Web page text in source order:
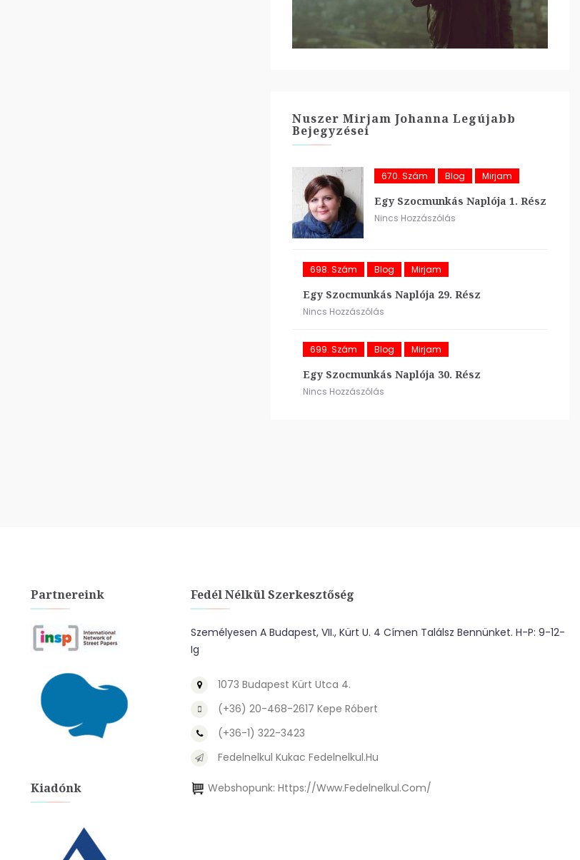
Nuszer Mirjam Johanna Legújabb
Bejegyzései
670. Szám Blog Mirjam
Egy Szocmunkás Naplója 1. Rész
Nincs Hozzászólás
698. Szám Blog Mirjam
Egy Szocmunkás Naplója 29. Rész
Nincs Hozzászólás
699. Szám Blog Mirjam
Egy Szocmunkás Naplója 30. Rész
Nincs Hozzászólás
Partnereink
Kiadónk
Fedél Nélkül Szerkesztőség
Személyesen A Budapest, VII., Kürt U. 4 Címen Találsz Bennünket. H-P: 9-12-
Ig
1073 Budapest Kürt Utca 4.
(+36) 20-468-2617 Kepe Róbert
(+36-1) 322-3423
Fedelnelkul Kukac Fedelnelkul.hu
Webshopunk: Https://www.fedelnelkul.com/